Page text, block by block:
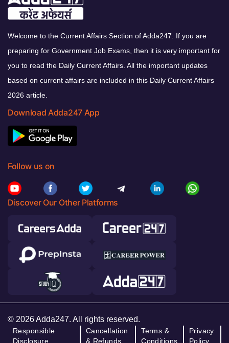
Welcome to the Current Affairs Section of Adda247. If you are
preparing for Government Job Exams, then it is very important for
you to read the Daily Current Affairs. All the important updates
based on current affairs are included in this Daily Current Affairs
2026 article.
Download Adda247 App
Follow us on
Discover Our Other Platforms
© 2026 Adda247. All rights reserved.
Responsible
Disclosure
Cancellation
& Refunds
Terms &
Conditions
Privacy
Policy